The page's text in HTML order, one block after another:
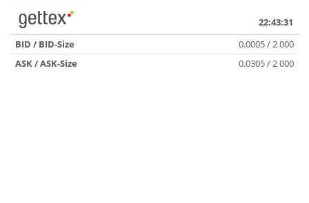
22:43:31
BID / BID-Size
0.0005 / 2 000
ASK / ASK-Size
0.0305 / 2 000